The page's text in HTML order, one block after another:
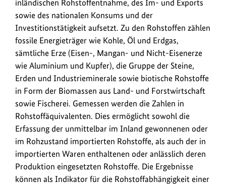
rund
160
Millionen
weniger
als
im
Vorjahr
und
der
geringste
Wert
seit
2010.
inländischen Rohstoffentnahme, des Im- und Exports
sowie des nationalen Konsums und der
Investitionstätigkeit aufsetzt. Zu den Rohstoffen zählen
fossile Energieträger wie Kohle, Öl und Erdgas,
sämtliche Erze (Eisen-, Mangan- und Nicht-Eisenerze
wie Aluminium und Kupfer), die Gruppe der Steine,
Erden und Industrieminerale sowie biotische Rohstoffe
in Form der Biomassen aus Land- und Forstwirtschaft
sowie Fischerei. Gemessen werden die Zahlen in
Rohstoffäquivalenten. Dies ermöglicht sowohl die
Erfassung der unmittelbar im Inland gewonnenen oder
im Rohzustand importierten Rohstoffe, als auch der in
importierten Waren enthaltenen oder anlässlich deren
Produktion eingesetzten Rohstoffe. Die Ergebnisse
können als Indikator für die Rohstoffabhängigkeit einer